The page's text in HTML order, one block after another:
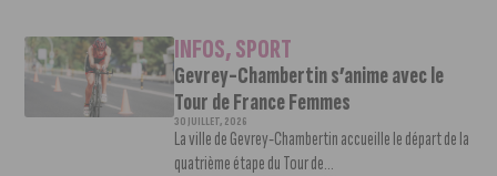
INFOS,SPORT
Gevrey-Chambertin s’anime avec le
Tour de France Femmes
30 JUILLET, 2026
La ville de Gevrey-Chambertin accueille le départ de la
quatrième étape du Tour de...